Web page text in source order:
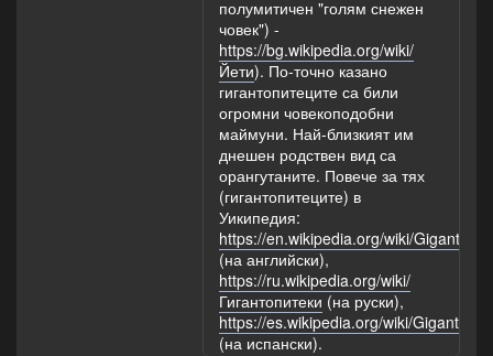
полумитичен "голям снежен
човек") -
https://bg.wikipedia.org/wiki/
Йети). По-точно казано
гигантопитеците са били
огромни човекоподобни
маймуни. Най-близкият им
днешен родствен вид са
орангутаните. Повече за тях
(гигантопитеците) в
Уикипедия:
https://en.wikipedia.org/wiki/
(на английски),
https://ru.wikipedia.org/wiki/
Гигантопитеки (на руски),
https://es.wikipedia.org/wiki/
(на испански).